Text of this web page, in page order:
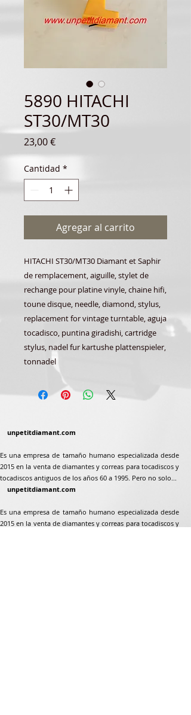
5890 HITACHI
ST30/MT30
23,00 €Precio
Cantidad *
Agregar al carrito
HITACHI ST30/MT30 Diamant et Saphir
de remplacement, aiguille, stylet de
rechange pour platine vinyle, chaine hifi,
toune disque, needle, diamond, stylus,
replacement for vintage turntable, aguja
tocadisco, puntina giradishi, cartridge
stylus, nadel fur kartushe plattenspieler,
tonnadel
unpetitdiamant.com
Es una empresa de tamaño humano especializada desde
2015 en la venta de diamantes y correas para tocadiscos y
tocadiscos antiguos de los años 60 a 1995. Pero no solo...
unpetitdiamant.com
Es una empresa de tamaño humano especializada desde
2015 en la venta de diamantes y correas para tocadiscos y